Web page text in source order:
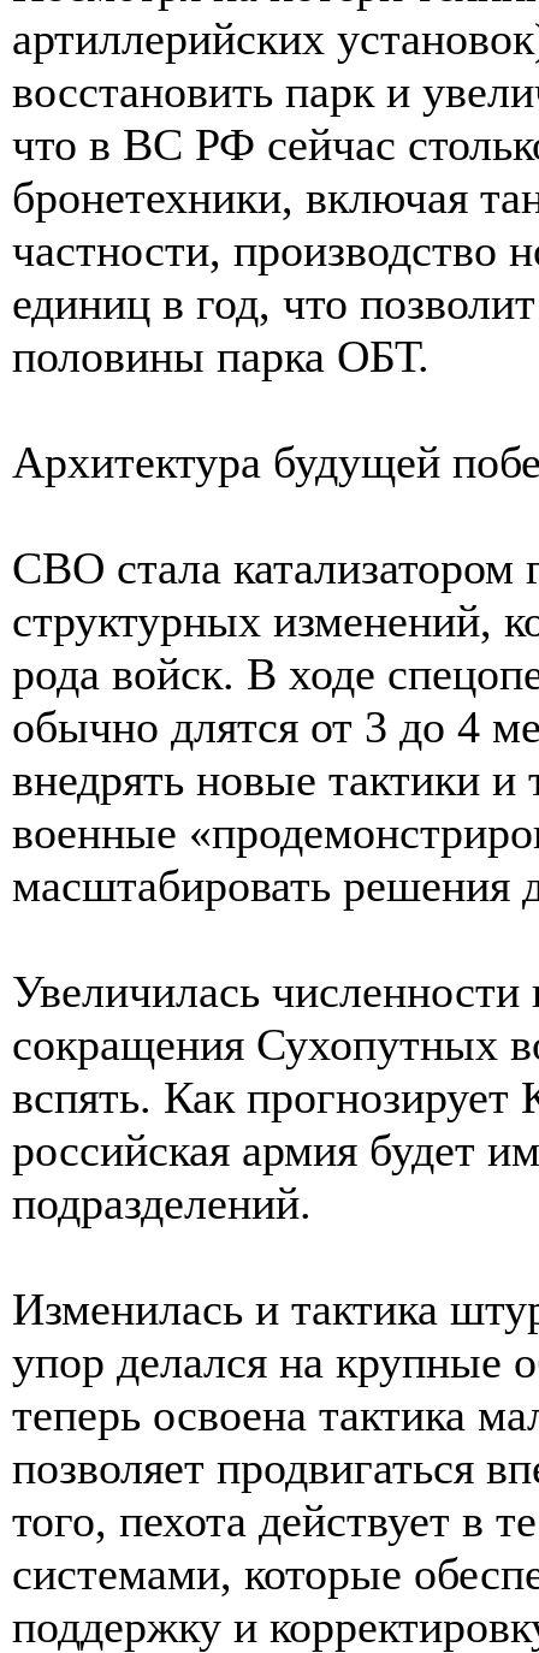
артиллерийских
восстановить парк и
что в ВС РФ сейчас
бронетехники, включая
частности,
единиц в год, что
половины парка ОБТ.
Архитектура будущей
СВО стала катализатором
структурных изменений,
рода войск. В ходе
обычно длятся от 3 до 4
внедрять новые тактики и
военные
масштабировать решения
Увеличилась
сокращения Сухопутных
вспять. Как
российская армия будет
подразделений.
Изменилась и тактика
упор делался на крупные
теперь освоена тактика
позволяет продвигаться
того, пехота действует в
системами, которые
поддержку и